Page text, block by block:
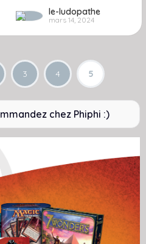
le-ludopathe
mars 14, 2024
3 4 5
chez Phiphi :)